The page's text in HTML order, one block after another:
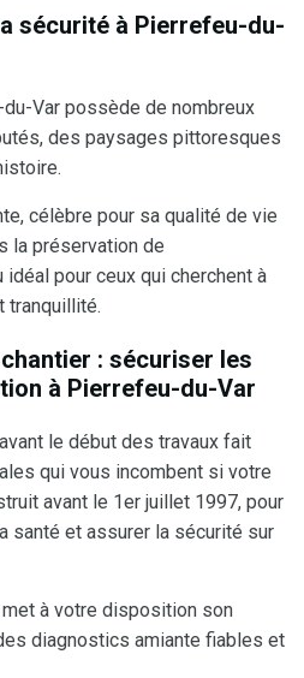
sécurité à Pierrefeu-du-
Var possède de nombreux
des paysages pittoresques
célèbre pour sa qualité de vie
la préservation de
idéal pour ceux qui cherchent à
tranquillité.
: sécuriser les
à Pierrefeu-du-Var
le début des travaux fait
qui vous incombent si votre
avant le 1er juillet 1997, pour
santé et assurer la sécurité sur
à votre disposition son
diagnostics amiante fiables et